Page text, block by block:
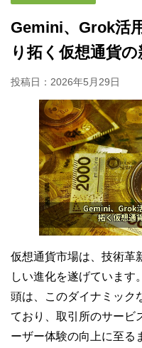
Gemini、Grok活
り拓く仮想通貨
投稿日： 2026年5月29日
仮想通貨市場は、技術革
しい進化を遂げています
頭は、このダイナミック
ており、取引所のサービ
ーザー体験の向上に至る